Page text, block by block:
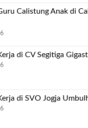
Calistung Anak di
di CV Segitiga
di SVO Jogja